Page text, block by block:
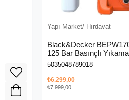
Yapı Market/ Hırdavat
Black&Decker
125 Bar Basınçlı
5035048789018
₺6.299,00
₺7.999,00